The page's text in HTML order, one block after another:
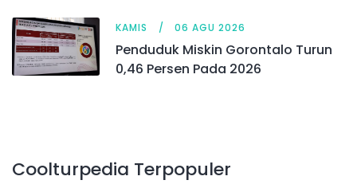
KAMIS 06 AGU 2026
Penduduk Miskin Gorontalo Turun
0,46 Persen Pada 2026
Coolturpedia Terpopuler